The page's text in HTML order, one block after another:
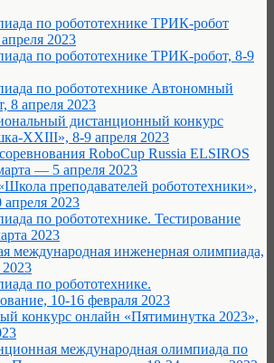
по робототехнике ТРИК-робот
2023
по робототехнике ТРИК-робот, 8-9
по робототехнике Автономный
8 апреля 2023
дистанционный конкурс
XXIII», 8-9 апреля 2023
RoboCup Russia ELSIROS
— 5 апреля 2023
преподавателей робототехники»,
2023
по робототехнике. Тестирование
2023
международная инженерная олимпиада,
2023
по робототехнике.
10-16 февраля 2023
конкурс онлайн «Пятиминутка 2023»,
международная олимпиада по